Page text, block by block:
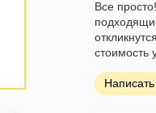
Все
стоимость